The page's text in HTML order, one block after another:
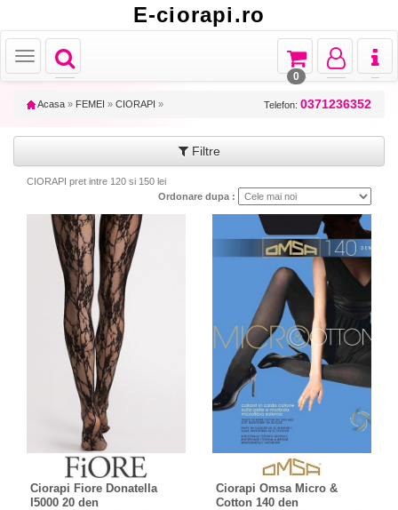
E-ciorapi.ro
Toggle
navigation
Toggle
Toggle
navigation
Toggle
navigation
Toggle
navigation
0
Acasa » FEMEI » CIORAPI » Telefon: 0371236352
Filtre
CIORAPI pret intre 120 si 150 lei
Ordonare dupa :
Ciorapi Fiore Donatella
I5000 20 den
Ciorapi Omsa Micro &
Cotton 140 den